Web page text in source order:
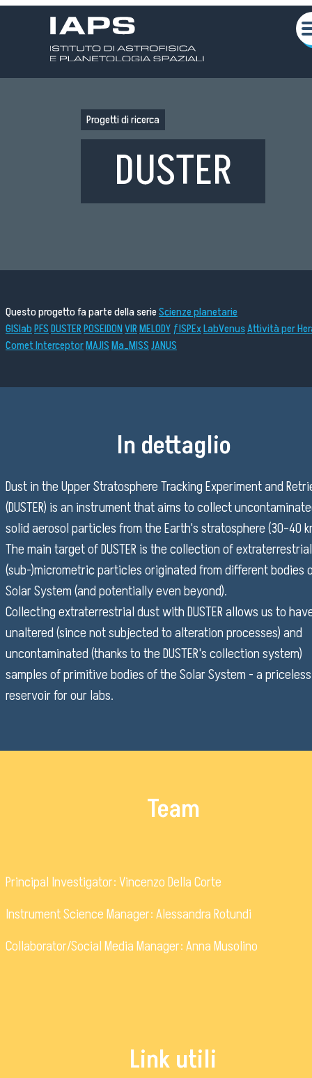
Progetti di ricerca
DUSTER
Questo progetto fa parte della serieScienze planetarie
GISlabPFSDUSTERPOSEIDONVIRMELODY ƒISPExLabVenusAttività per
Comet InterceptorMAJISMa_MISSJANUS
In dettaglio
Dust in the Upper Stratosphere Tracking Experiment and
(DUSTER) is an instrument that aims to collect
solid aerosol particles from the Earth's stratosphere (30–40
The main target of DUSTER is the collection of
(sub-)micrometric particles originated from different bodies
Solar System (and potentially even beyond).
Collecting extraterrestrial dust with DUSTER allows us to
unaltered (since not subjected to alteration processes) and
uncontaminated (thanks to the DUSTER's collection system)
samples of primitive bodies of the Solar System - a priceless
reservoir for our labs.
Team
Principal Investigator: Vincenzo Della Corte
Instrument Science Manager: Alessandra Rotundi
Collaborator/Social Media Manager: Anna Musolino
Link utili
Come raggiungerci
Lavora con noi
Amministrazione Trasparente
Organigramma
Elenchi del personale
Bandi di gara
Ordini e Determine
Progetti di investimento pubblico
Automatizzazione delle procedure
lingua del sito:
Attività Scientifiche
Pubblico Scuole e Università
Eventi e Manifestazioni
Per il personale